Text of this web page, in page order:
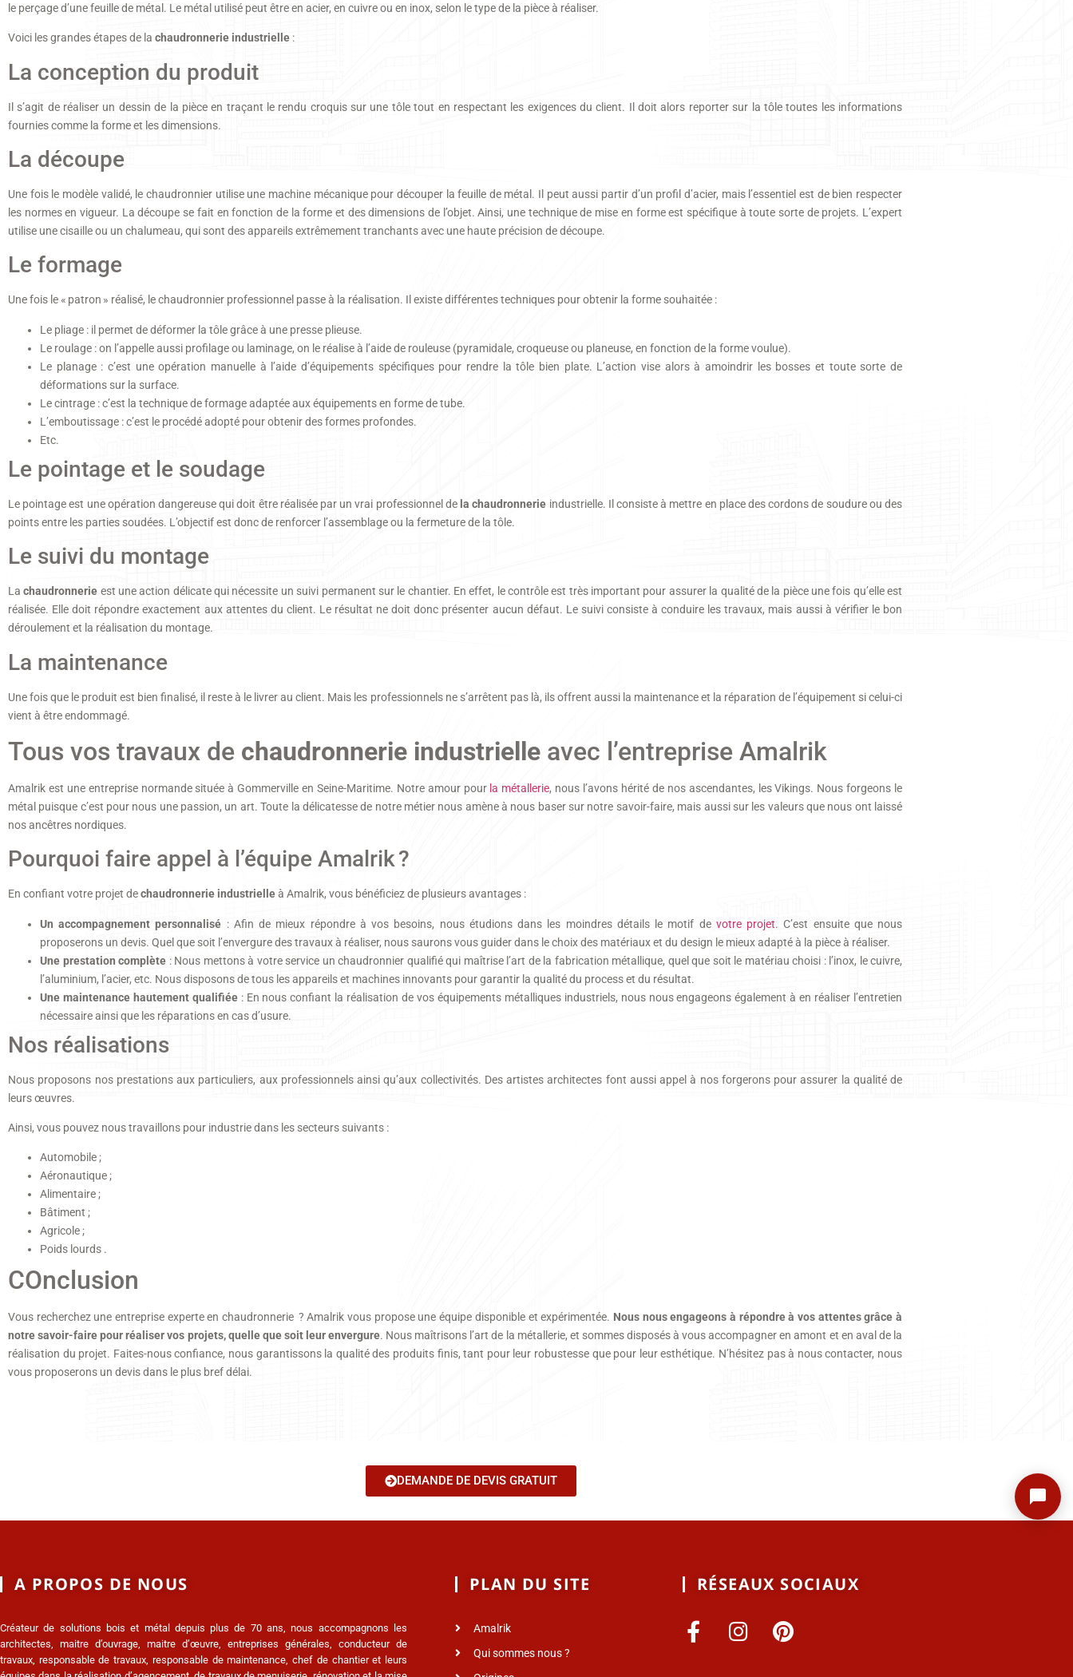
le perçage d’une feuille de métal. Le métal utilisé peut être en acier, en cuivre ou en inox, selon le type de la pièce à réaliser.
Voici les grandes étapes de la chaudronnerie industrielle :
La conception du produit
Il s’agit de réaliser un dessin de la pièce en traçant le rendu croquis sur une tôle tout en respectant les exigences du client. Il doit alors reporter sur la tôle toutes les informations
fournies comme la forme et les dimensions.
La découpe
Une fois le modèle validé, le chaudronnier utilise une machine mécanique pour découper la feuille de métal. Il peut aussi partir d’un profil d’acier, mais l’essentiel est de bien respecter
les normes en vigueur. La découpe se fait en fonction de la forme et des dimensions de l’objet. Ainsi, une technique de mise en forme est spécifique à toute sorte de projets. L’expert
utilise une cisaille ou un chalumeau, qui sont des appareils extrêmement tranchants avec une haute précision de découpe.
Le formage
Une fois le « patron » réalisé, le chaudronnier professionnel passe à la réalisation. Il existe différentes techniques pour obtenir la forme souhaitée :
Le pliage : il permet de déformer la tôle grâce à une presse plieuse.
Le roulage : on l’appelle aussi profilage ou laminage, on le réalise à l’aide de rouleuse (pyramidale, croqueuse ou planeuse, en fonction de la forme voulue).
Le planage : c’est une opération manuelle à l’aide d’équipements spécifiques pour rendre la tôle bien plate. L’action vise alors à amoindrir les bosses et toute sorte de
déformations sur la surface.
Le cintrage : c’est la technique de formage adaptée aux équipements en forme de tube.
L’emboutissage : c’est le procédé adopté pour obtenir des formes profondes.
Etc.
Le pointage et le soudage
Le pointage est une opération dangereuse qui doit être réalisée par un vrai professionnel de la chaudronnerie industrielle. Il consiste à mettre en place des cordons de soudure ou des
points entre les parties soudées. L’objectif est donc de renforcer l’assemblage ou la fermeture de la tôle.
Le suivi du montage
Lachaudronnerie est une action délicate qui nécessite un suivi permanent sur le chantier. En effet, le contrôle est très important pour assurer la qualité de la pièce une fois qu’elle est
réalisée. Elle doit répondre exactement aux attentes du client. Le résultat ne doit donc présenter aucun défaut. Le suivi consiste à conduire les travaux, mais aussi à vérifier le bon
déroulement et la réalisation du montage.
La maintenance
Une fois que le produit est bien finalisé, il reste à le livrer au client. Mais les professionnels ne s’arrêtent pas là, ils offrent aussi la maintenance et la réparation de l’équipement si celui-ci
vient à être endommagé.
Tous vos travaux de chaudronnerie industrielle avec l’entreprise Amalrik
Amalrik est une entreprise normande située à Gommerville en Seine-Maritime. Notre amour pour la métallerie, nous l’avons hérité de nos ascendantes, les Vikings. Nous forgeons le
métal puisque c’est pour nous une passion, un art. Toute la délicatesse de notre métier nous amène à nous baser sur notre savoir-faire, mais aussi sur les valeurs que nous ont laissé
nos ancêtres nordiques.
Pourquoi faire appel à l’équipe Amalrik ?
En confiant votre projet dechaudronnerie industrielleà Amalrik, vous bénéficiez de plusieurs avantages :
Un accompagnement personnalisé : Afin de mieux répondre à vos besoins, nous étudions dans les moindres détails le motif de votre projet. C’est ensuite que nous
proposerons un devis. Quel que soit l’envergure des travaux à réaliser, nous saurons vous guider dans le choix des matériaux et du design le mieux adapté à la pièce à réaliser.
Une prestation complète : Nous mettons à votre service un chaudronnier qualifié qui maîtrise l’art de la fabrication métallique, quel que soit le matériau choisi : l’inox, le cuivre,
l’aluminium, l’acier, etc. Nous disposons de tous les appareils et machines innovants pour garantir la qualité du process et du résultat.
Une maintenance hautement qualifiée: En nous confiant la réalisation de vos équipements métalliques industriels, nous nous engageons également à en réaliser l’entretien
nécessaire ainsi que les réparations en cas d’usure.
Nos réalisations
Nous proposons nos prestations aux particuliers, aux professionnels ainsi qu’aux collectivités. Des artistes architectes font aussi appel à nos forgerons pour assurer la qualité de
leurs œuvres.
Ainsi, vous pouvez nous travaillons pour industrie dans les secteurs suivants :
Automobile ;
Aéronautique ;
Alimentaire ;
Bâtiment ;
Agricole ;
Poids lourds .
COnclusion
Vous recherchez une entreprise experte en chaudronnerie ? Amalrik vous propose une équipe disponible et expérimentée. Nous nous engageons à répondre à vos attentes grâce à
notre savoir-faire pour réaliser vos projets, quelle que soit leur envergure. Nous maîtrisons l’art de la métallerie, et sommes disposés à vous accompagner en amont et en aval de la
réalisation du projet. Faites-nous confiance, nous garantissons la qualité des produits finis, tant pour leur robustesse que pour leur esthétique. N’hésitez pas à nous contacter, nous
vous proposerons un devis dans le plus bref délai.
DEMANDE DE DEVIS GRATUIT
A PROPOS DE NOUS
Créateur de solutions bois et métal depuis plus de 70 ans, nous accompagnons les
architectes, maitre d’ouvrage, maitre d’œuvre, entreprises générales, conducteur de
travaux, responsable de travaux, responsable de maintenance, chef de chantier et leurs
PLAN DU SITE
Amalrik
Qui sommes nous ?
RÉSEAUX SOCIAUX